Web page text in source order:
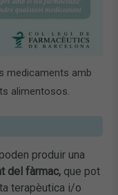
medicaments amb
alimentosos.
poden produir una
del fàrmac, que pot
terapèutica i/o